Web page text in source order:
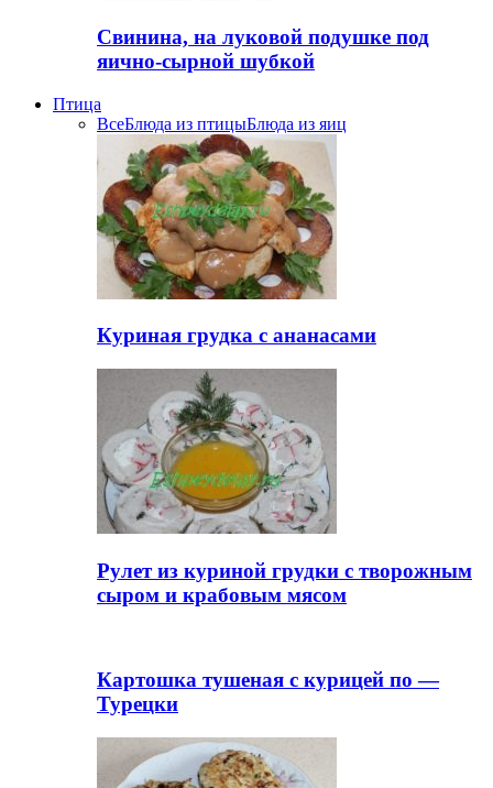
Свинина, на луковой подушке под
яично-сырной шубкой
Птица
ВсеБлюда из птицыБлюда из яиц
Куриная грудка с ананасами
Рулет из куриной грудки с творожным
сыром и крабовым мясом
Картошка тушеная с курицей по —
Турецки